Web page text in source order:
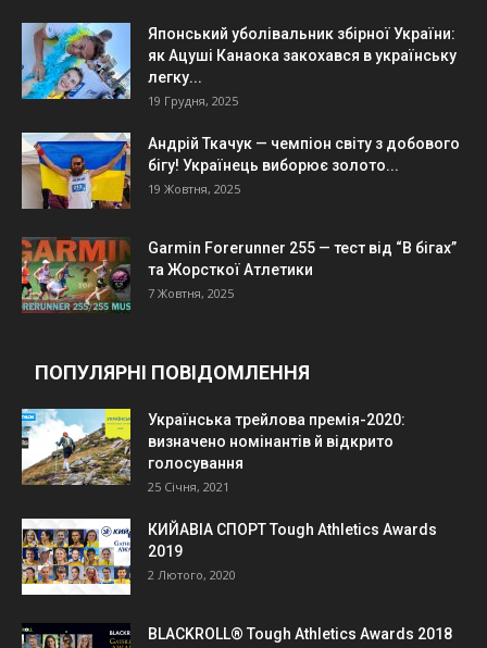
Японський уболівальник збірної України:
як Ацуші Канаока закохався в українську
легку...
19 Грудня, 2025
Андрій Ткачук — чемпіон світу з добового
бігу! Українець виборює золото...
19 Жовтня, 2025
Garmin Forerunner 255 — тест від “В бігах”
та Жорсткої Атлетики
7 Жовтня, 2025
ПОПУЛЯРНІ ПОВІДОМЛЕННЯ
Українська трейлова премія-2020:
визначено номінантів й відкрито
голосування
25 Січня, 2021
КИЙАВІА СПОРТ Tough Athletics Awards
2019
2 Лютого, 2020
BLACKROLL® Tough Athletics Awards 2018